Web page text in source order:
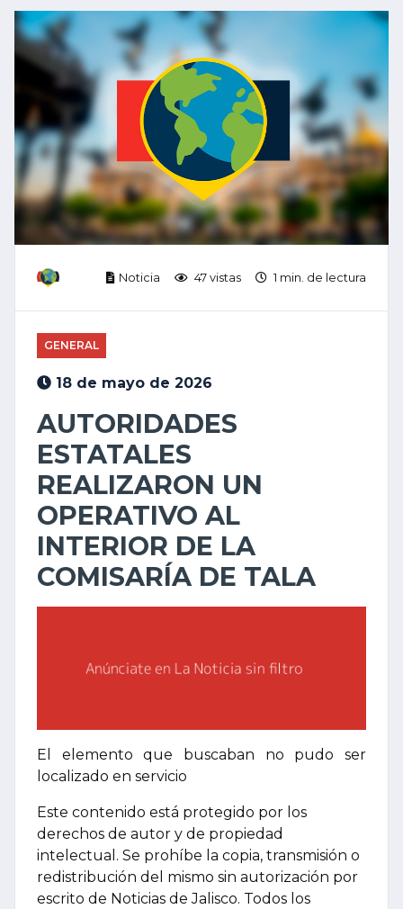
Noticia 47 vistas 1 min. de lectura
GENERAL
18 de mayo de 2026
AUTORIDADES
ESTATALES
REALIZARON UN
OPERATIVO AL
INTERIOR DE LA
COMISARÍA DE TALA
El elemento que buscaban no pudo ser
localizado en servicio
Este contenido está protegido por los
derechos de autor y de propiedad
intelectual. Se prohíbe la copia, transmisión o
redistribución del mismo sin autorización por
escrito de Noticias de Jalisco. Todos los